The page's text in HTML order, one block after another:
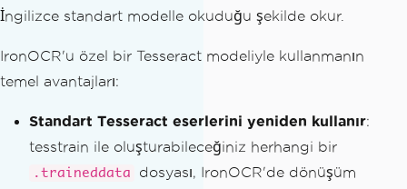
İngilizce standart modelle okuduğu şekilde okur.
IronOCR'u özel bir Tesseract modeliyle kullanmanın
temel avantajları:
Standart Tesseract eserlerini yeniden kullanır:
tesstrain ile oluşturabileceğiniz herhangi bir
.traineddata
dosyası, IronOCR'de dönüşüm